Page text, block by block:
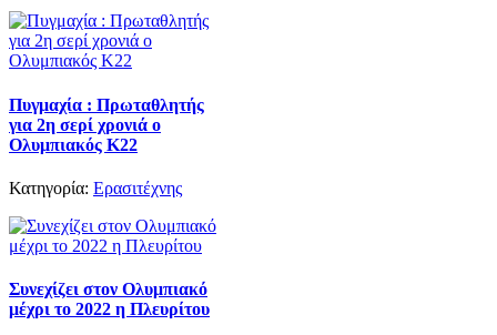
Πυγμαχία : Πρωταθλητής
για 2η σερί χρονιά ο
Ολυμπιακός Κ22
Κατηγορία: Ερασιτέχνης
Συνεχίζει στον Ολυμπιακό
μέχρι το 2022 η Πλευρίτου